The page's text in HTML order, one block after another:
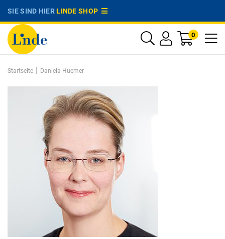
SIE SIND HIERLINDE SHOP
0
Startseite | Daniela Huemer